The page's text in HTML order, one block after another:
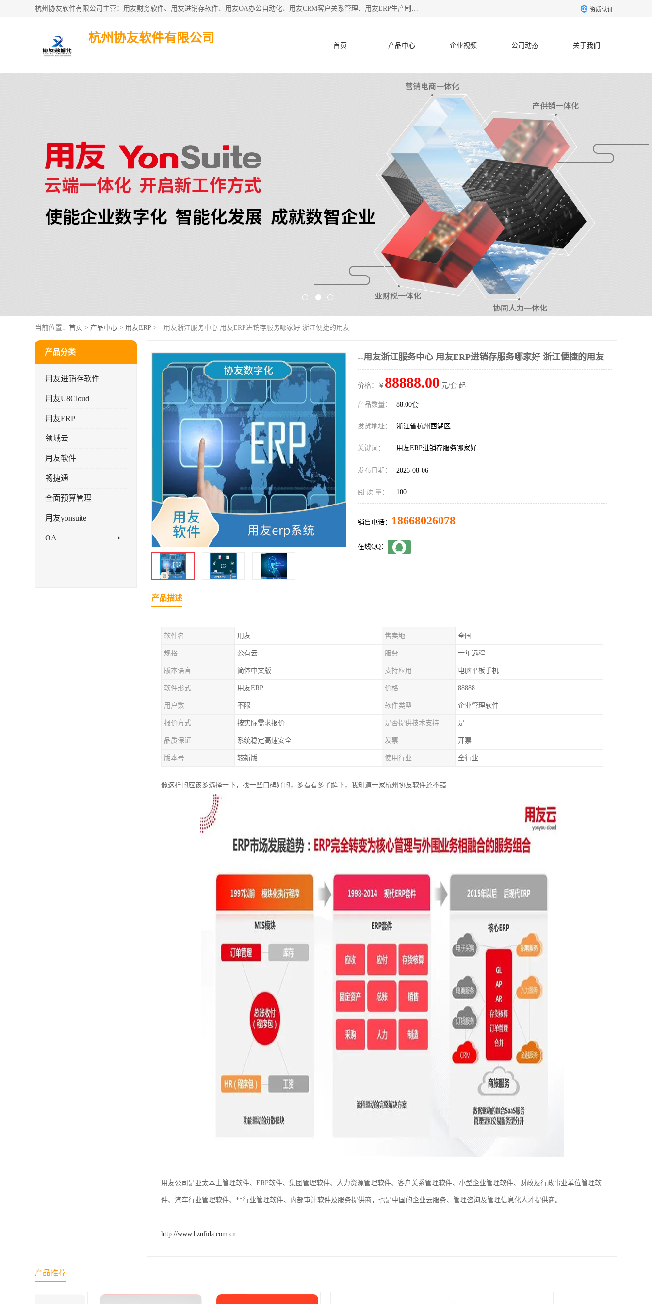
杭州协友软件有限公司主营：用友财务软件、用友进销存软件、用友OA办公自动化、用友CRM客户关系管理、用友ERP生产制造管理等;是一家用友管理软件咨询服务商。自创立至今，一直致力于为客户提供顾问式ERP管理解决方案务，为企业提供了财务管理、供应链和物流管理、生产制造管理、管理、知识与协同管理、客户关系管理等信息化建设领域的应用。 资质认证
杭州协友软件有限公司
首页 产品中心 企业视频 公司动态 关于我们
当前位置： 首页 > 产品中心 > 用友ERP > --用友浙江服务中心 用友ERP进销存服务哪家好 浙江便捷的用友
产品分类
用友进销存软件
用友U8Cloud
用友ERP
领域云
用友软件
畅捷通
全面预算管理
用友yonsuite
OA
--用友浙江服务中心 用友ERP进销存服务哪家好 浙江便捷的用友
价格：￥ 88888.00 元/套 起
产品数量： 88.00套
发货地址： 浙江省杭州西湖区
关键词： 用友ERP进销存服务哪家好
发布日期： 2026-08-06
阅 读 量： 100
销售电话： 18668026078
在线QQ：
产品描述
软件名 用友 售卖地 全国
规格 公有云 服务 一年远程
版本语言 简体中文版 支持应用 电脑平板手机
软件形式 用友ERP 价格 88888
用户数 不限 软件类型 企业管理软件
报价方式 按实际需求报价 是否提供技术支持 是
品质保证 系统稳定高速安全 发票 开票
版本号 较新版 使用行业 全行业
像这样的应该多选择一下，找一些口碑好的，多看看多了解下，我知道一家杭州协友软件还不错.
用友公司是亚太本土管理软件、ERP软件、集团管理软件、人力资源管理软件、客户关系管理软件、小型企业管理软件、财政及行政事业单位管理软
件、汽车行业管理软件、**行业管理软件、内部审计软件及服务提供商，也是中国的企业云服务、管理咨询及管理信息化人才提供商。
http://www.hzufida.com.cn
产品推荐